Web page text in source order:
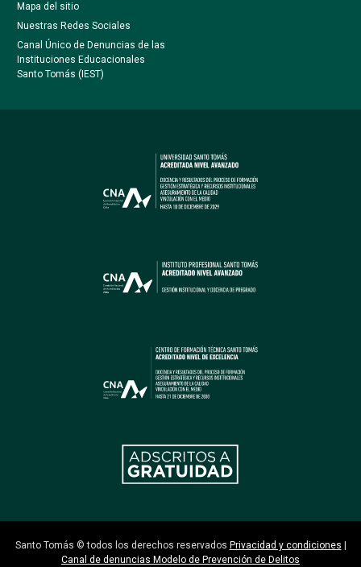
Mapa del sitio
Nuestras Redes Sociales
Canal Único de Denuncias de las
Instituciones Educacionales
Santo Tomás (IEST)
Santo Tomás © todos los derechos reservados Privacidad y condiciones
Canal de denuncias Modelo de Prevención de Delitos